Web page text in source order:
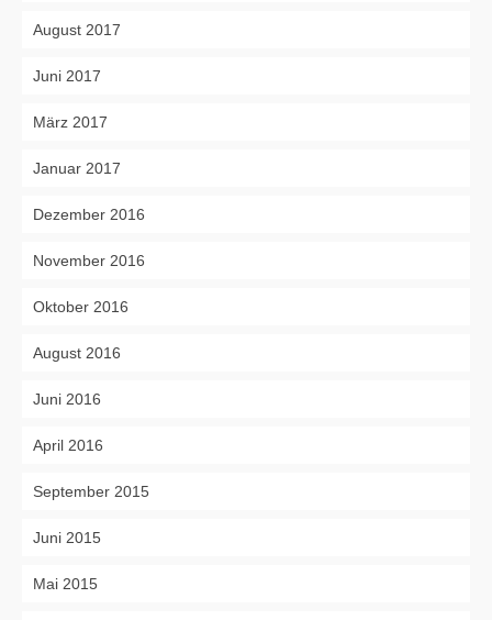
August 2017
Juni 2017
März 2017
Januar 2017
Dezember 2016
November 2016
Oktober 2016
August 2016
Juni 2016
April 2016
September 2015
Juni 2015
Mai 2015